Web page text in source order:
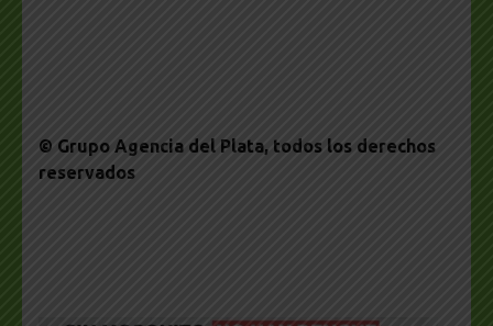
© Grupo Agencia del Plata, todos los derechos
reservados